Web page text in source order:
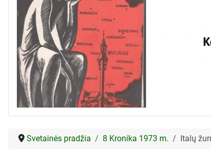
Svetainės pradžia 8 Kronika 1973 m. Italų